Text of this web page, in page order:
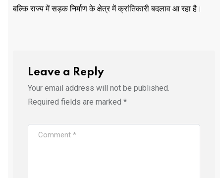
बल्कि राज्य में सड़क निर्माण के क्षेत्र में क्रांतिकारी बदलाव आ रहा है।
Leave a Reply
Your email address will not be published.
Required fields are marked *